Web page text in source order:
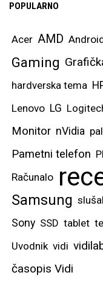
POPULARNO
Acer AMD
Gaming
hardverska tema
Lenovo LG
Monitor nVidia
Pametni telefon
Računalo
Samsung
Sony SSD tablet
Uvodnik vidi
časopis Vidi